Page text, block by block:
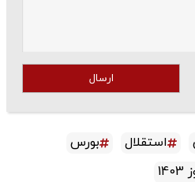
ارسال
استقلال
بورس